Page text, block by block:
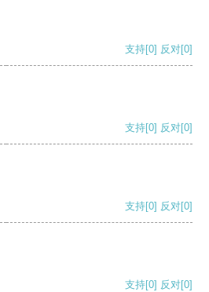
支持[0] 反对[0]
支持[0] 反对[0]
支持[0] 反对[0]
支持[0] 反对[0]